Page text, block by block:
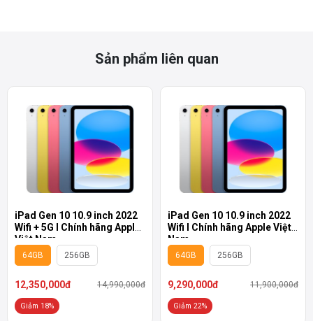
trường và dễ dàng xử lý các dữ liệu 3D. Sản phẩm có thể chuyển đổi
video sang dạng ProRes nhanh gấp 3 lần so với thế hệ cũ. Những ai
thường xuyên chỉnh sửa video sẽ được hỗ trợ tốt nhất nhờ hệ thống
bốn loa ngoài Dolby Atmos cho âm thanh như rạp phim.
Sản phẩm liên quan
iPad Gen 10 10.9 inch 2022
Wifi + 5G I Chính hãng Apple
Việt Nam
64GB 256GB
12,350,000đ 14,990,000đ
Giảm 18%
iPad Gen 10 10.9 inch 2022
Wifi I Chính hãng Apple Việt
Nam
64GB 256GB
9,290,000đ 11,900,000đ
Giảm 22%